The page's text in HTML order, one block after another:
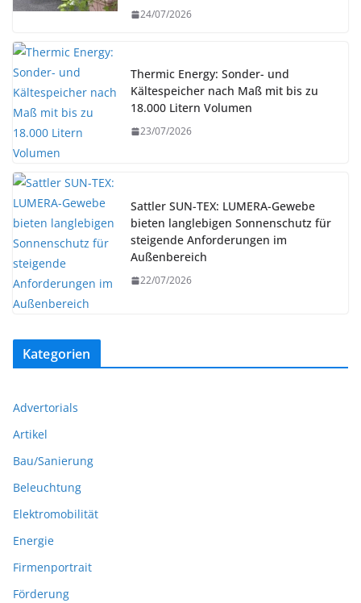
24/07/2026
Thermic Energy: Sonder- und
Kältespeicher nach Maß mit bis zu
18.000 Litern Volumen
23/07/2026
Sattler SUN-TEX: LUMERA-Gewebe
bieten langlebigen Sonnenschutz für
steigende Anforderungen im
Außenbereich
22/07/2026
Kategorien
Advertorials
Artikel
Bau/Sanierung
Beleuchtung
Elektromobilität
Energie
Firmenportrait
Förderung